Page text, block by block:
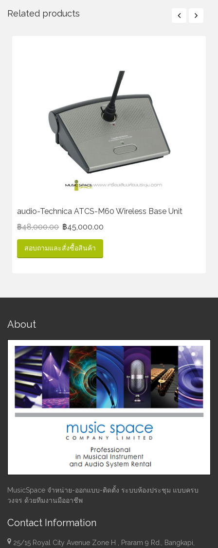
Related products
audio-Technica ATCS-M60 Wireless Base Unit
฿48,000.00 ฿45,000.00
สอบถามและสั่งซื้อสินค้า
About
MusicSpace จำหน่าย-ออกแบบ-ติดตั้ง ระบบห้องประชุม แบบครบ
วงจร ด้วยทีมงานมืออาชีพ
Contact Information
25/15 Royal City Avenue Zone H , Praram 9 Rd., Bangkapi,